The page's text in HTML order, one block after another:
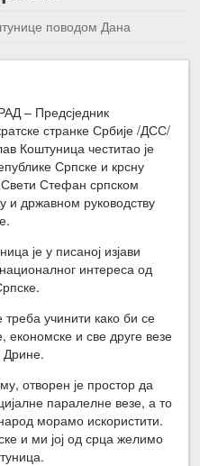
поводом Дана
вест
– Предсједник
странке Србије /ДСС/
Коштуница честитао је
Српске и крсну
Стефан српском
и државном руководству
је у писаној изјави
интереса од
учинити како би се
економске и све друге везе
Дрине.
отворен је простор да
паралелне везе, а то
морамо искористити.
и ми јој од срца желимо